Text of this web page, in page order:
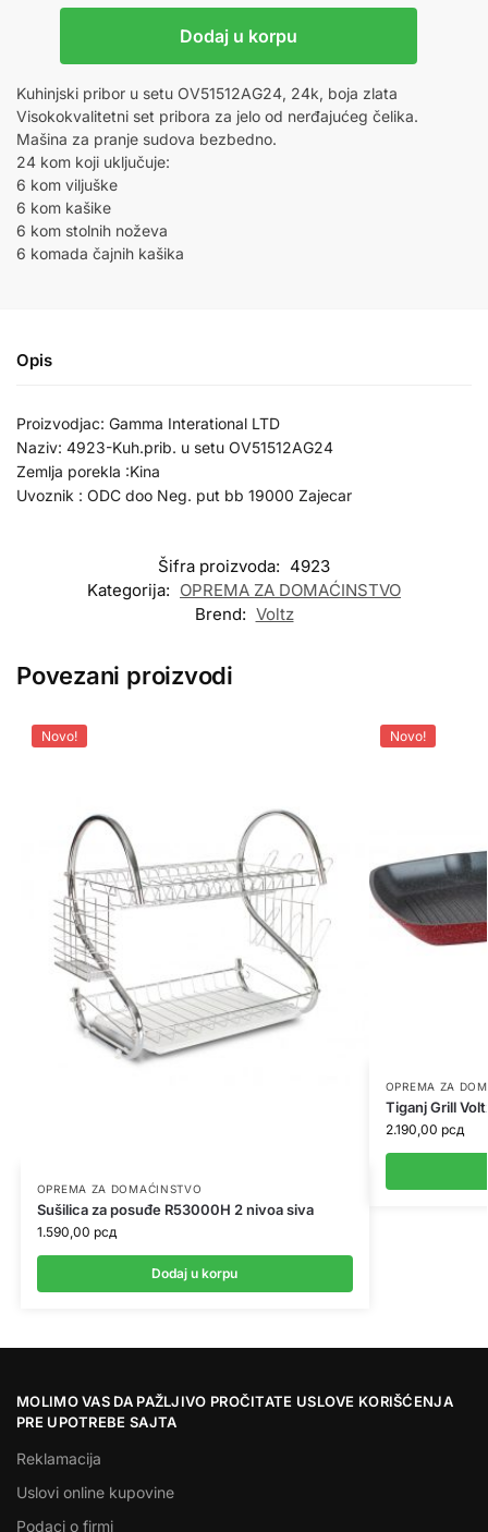
Dodaj u korpu
Kuhinjski pribor u setu OV51512AG24, 24k, boja zlata
Visokokvalitetni set pribora za jelo od nerđajućeg čelika.
Mašina za pranje sudova bezbedno.
24 kom koji uključuje:
6 kom viljuške
6 kom kašike
6 kom stolnih noževa
6 komada čajnih kašika
Opis
Proizvodjac: Gamma Interational LTD
Naziv: 4923-Kuh.prib. u setu OV51512AG24
Zemlja porekla :Kina
Uvoznik : ODC doo Neg. put bb 19000 Zajecar
Šifra proizvoda: 4923
Kategorija: OPREMA ZA DOMAĆINSTVO
Brend: Voltz
Povezani proizvodi
Novo!
OPREMA ZA DOMAĆINSTVO
Sušilica za posuđe R53000H 2 nivoa siva
1.590,00 рсд
Dodaj u korpu
Novo!
OPREMA ZA
Tiganj Grill
2.190,00 рсд
MOLIMO VAS DA PAŽLJIVO PROČITATE USLOVE KORIŠĆENJA
PRE UPOTREBE SAJTA
Reklamacija
Uslovi online kupovine
Podaci o firmi